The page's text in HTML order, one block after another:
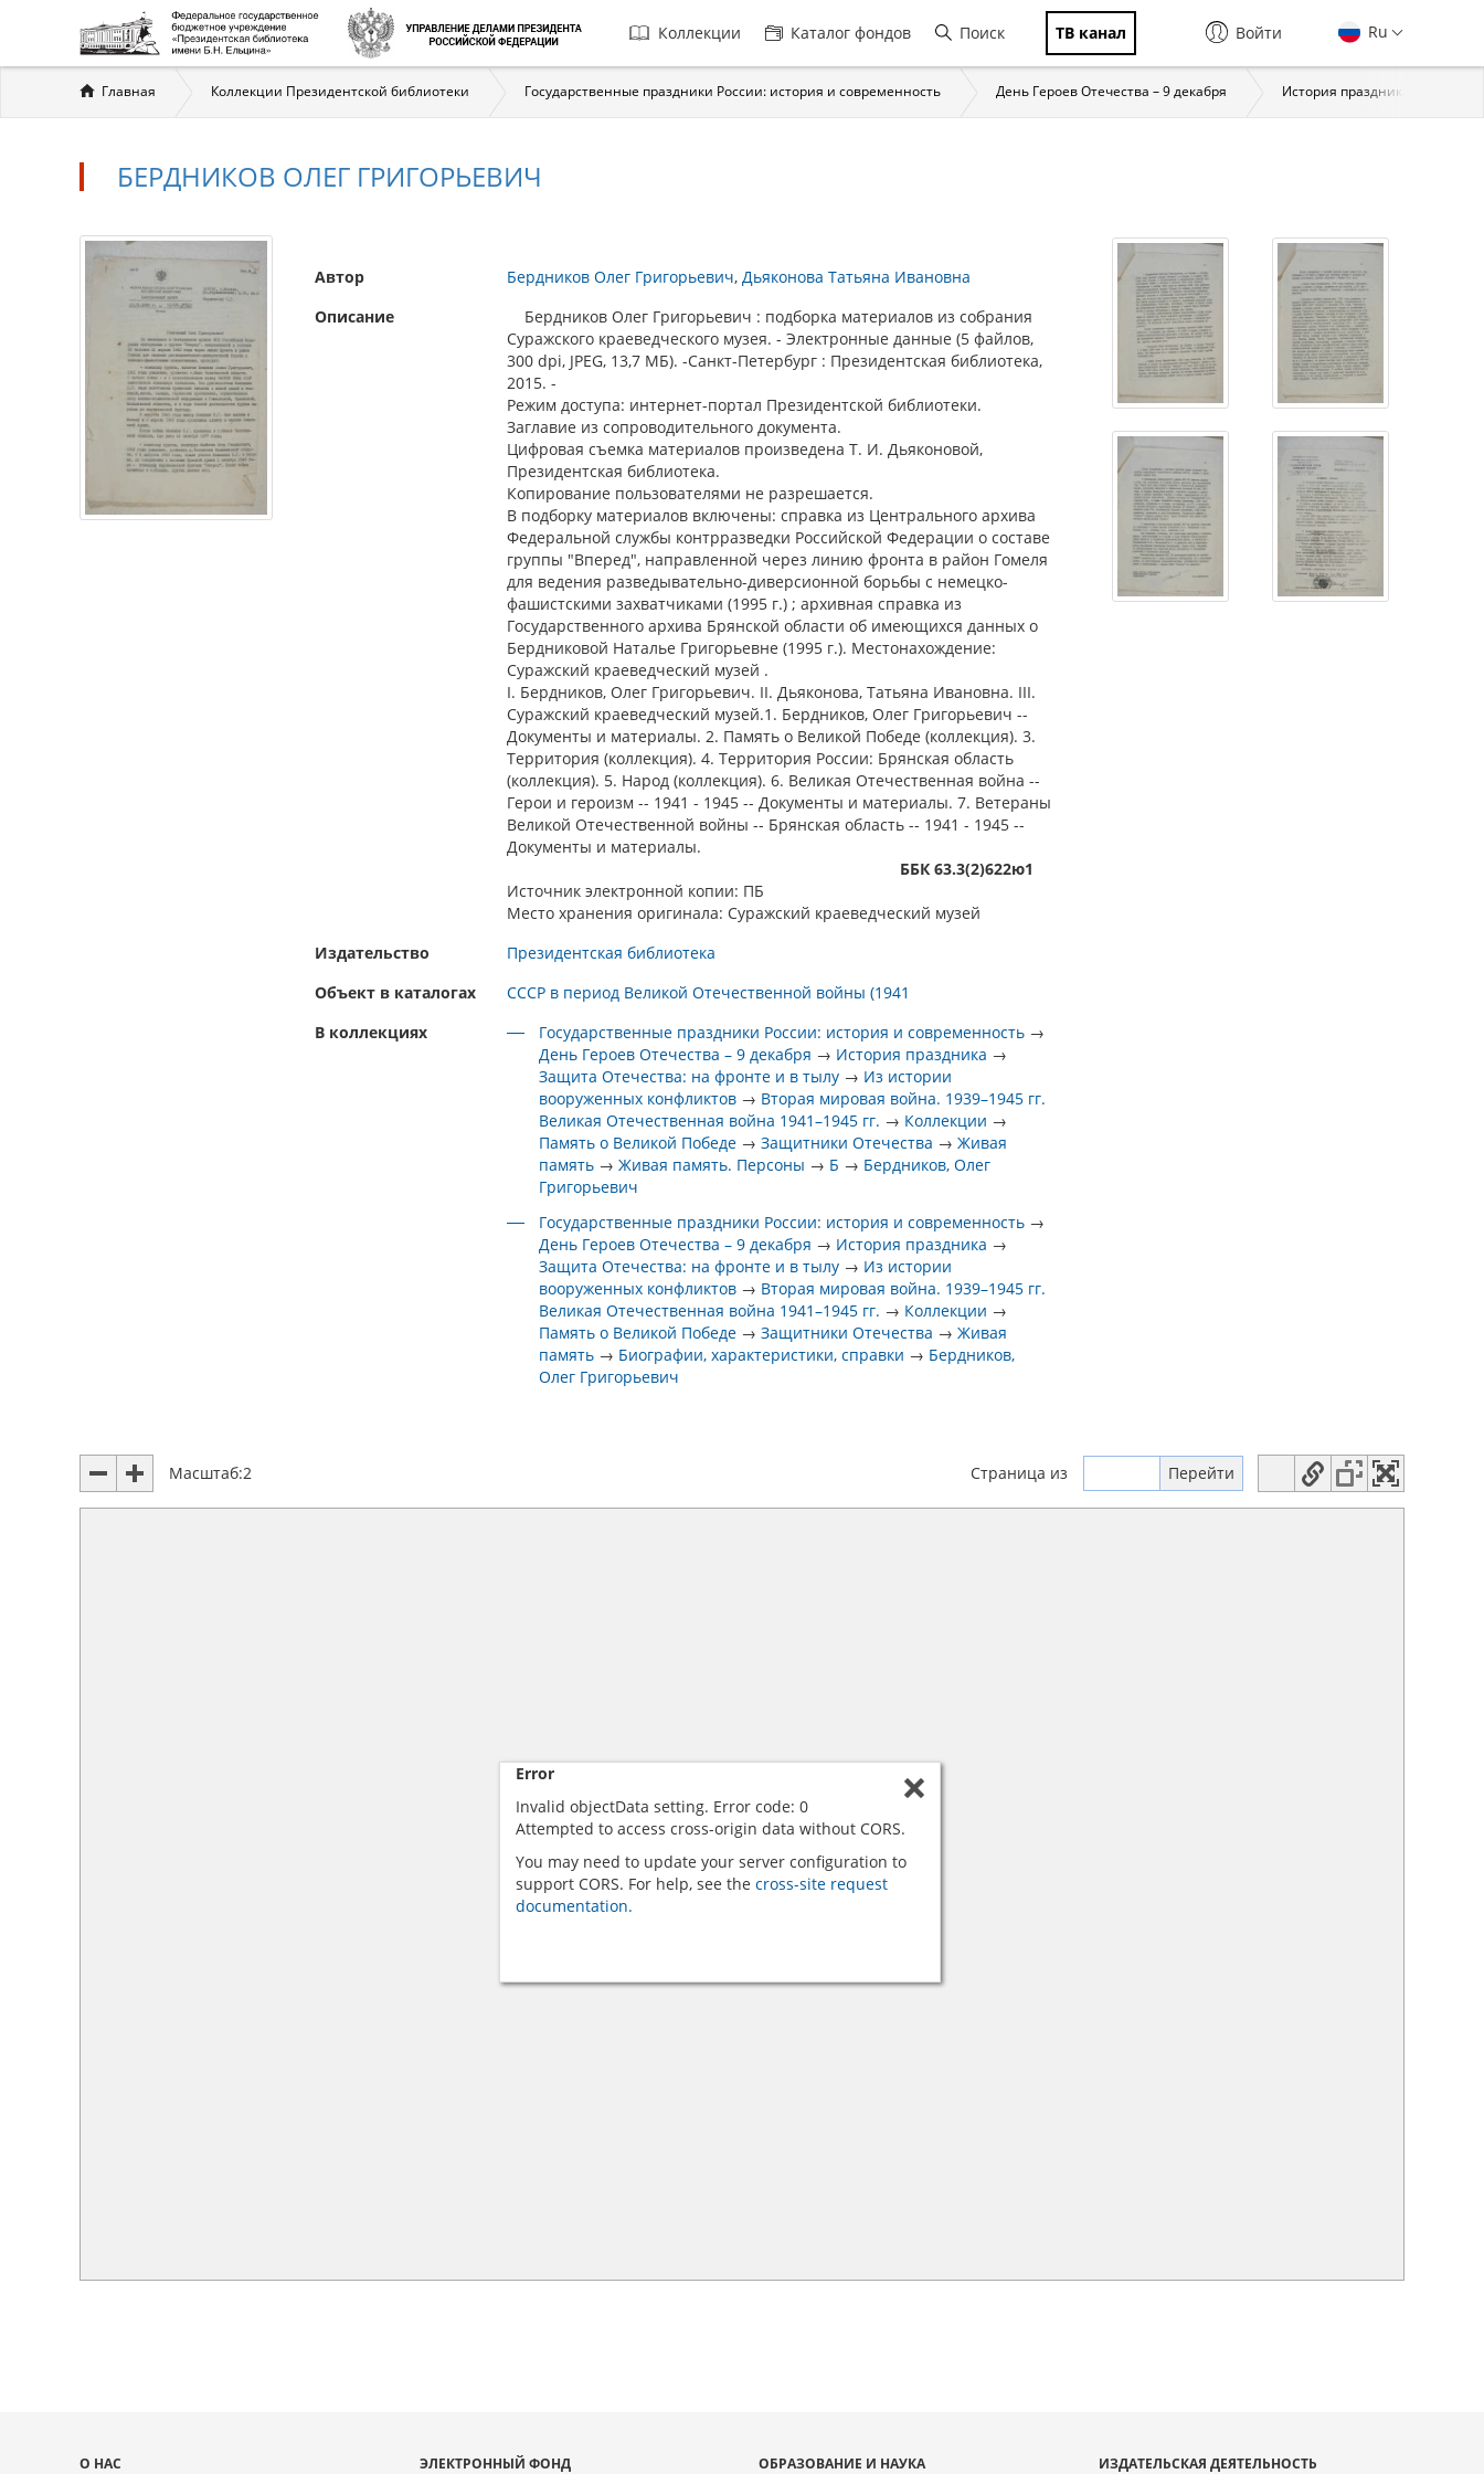
Главная
навигация
Коллекции Каталог фондов Поиск ТВ канал Ru
Войти
Вы
здесь
Главная Коллекции Президентской библиотеки Государственные праздники России: история и современность День Героев Отечества – 9 декабря История праздника
БЕРДНИКОВ ОЛЕГ ГРИГОРЬЕВИЧ
Автор Бердников Олег Григорьевич Дьяконова Татьяна Ивановна
Описание
Бердников Олег Григорьевич : подборка материалов из собрания
Суражского краеведческого музея. - Электронные данные (5 файлов,
300 dpi, JPEG, 13,7 МБ). -Санкт-Петербург : Президентская библиотека,
2015. -
Режим доступа: интернет-портал Президентской библиотеки.
Заглавие из сопроводительного документа.
Цифровая съемка материалов произведена Т. И. Дьяконовой,
Президентская библиотека.
Копирование пользователями не разрешается.
В подборку материалов включены: справка из Центрального архива
Федеральной службы контрразведки Российской Федерации о составе
группы "Вперед", направленной через линию фронта в район Гомеля
для ведения разведывательно-диверсионной борьбы с немецко-
фашистскими захватчиками (1995 г.) ; архивная справка из
Государственного архива Брянской области об имеющихся данных о
Бердниковой Наталье Григорьевне (1995 г.). Местонахождение:
Суражский краеведческий музей .
I. Бердников, Олег Григорьевич. II. Дьяконова, Татьяна Ивановна. III.
Суражский краеведческий музей.1. Бердников, Олег Григорьевич --
Документы и материалы. 2. Память о Великой Победе (коллекция). 3.
Территория (коллекция). 4. Территория России: Брянская область
(коллекция). 5. Народ (коллекция). 6. Великая Отечественная война --
Герои и героизм -- 1941 - 1945 -- Документы и материалы. 7. Ветераны
Великой Отечественной войны -- Брянская область -- 1941 - 1945 --
Документы и материалы.
ББК 63.3(2)622ю1
Источник электронной копии: ПБ
Место хранения оригинала: Суражский краеведческий музей
Издательство
Президентская библиотека
Объект в каталогах
СССР в период Великой Отечественной войны (1941
В коллекциях
Государственные праздники России: история и современность →
День Героев Отечества – 9 декабря → История праздника →
Защита Отечества: на фронте и в тылу → Из истории
вооруженных конфликтов → Вторая мировая война. 1939–1945 гг.
Великая Отечественная война 1941–1945 гг. → Коллекции →
Память о Великой Победе →Защитники Отечества →Живая
память →Живая память. Персоны → Б → Бердников, Олег
Григорьевич
Государственные праздники России: история и современность →
День Героев Отечества – 9 декабря → История праздника →
Защита Отечества: на фронте и в тылу → Из истории
вооруженных конфликтов → Вторая мировая война. 1939–1945 гг.
Великая Отечественная война 1941–1945 гг. → Коллекции →
Память о Великой Победе →Защитники Отечества →Живая
память → Биографии, характеристики, справки → Бердников,
Олег Григорьевич
Масштаб:2 Страница из
Error
Invalid objectData setting. Error code: 0
Attempted to access cross-origin data without CORS.
You may need to update your server configuration to
support CORS. For help, see the cross-site request
documentation.
О НАС ЭЛЕКТРОННЫЙ ФОНД ОБРАЗОВАНИЕ И НАУКА ИЗДАТЕЛЬСКАЯ ДЕЯТЕЛЬНОСТЬ